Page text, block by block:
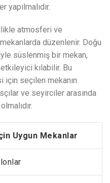
atmosferi ve
düzenlenir. Doğu
süslenmiş bir mekan,
etkileyici kılabilir. Bu
için seçilen mekanın
ve seyirciler arasında
Uygun Mekanlar